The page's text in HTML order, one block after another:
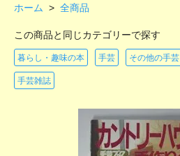
ホーム > 全商品
この商品と同じカテゴリーで探す
暮らし・趣味の本 手芸 その他の手芸
手芸雑誌